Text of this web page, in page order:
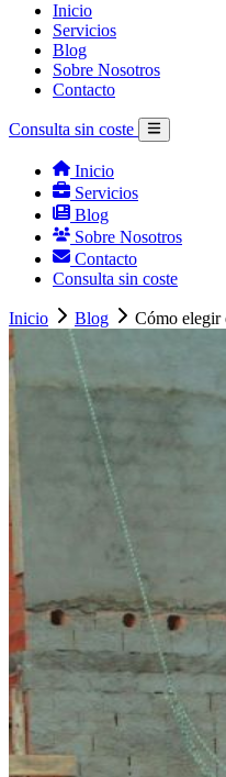
Inicio
Servicios
Blog
Sobre Nosotros
Contacto
Consulta sin coste
Inicio
Servicios
Blog
Sobre Nosotros
Contacto
Consulta sin coste
Inicio Blog Cómo elegir